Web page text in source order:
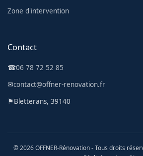
Zone d'intervention
Contact
☎06 78 72 52 85
✉contact@offner-renovation.fr
⚑Bletterans, 39140
© 2026 OFFNER-Rénovation - Tous droits